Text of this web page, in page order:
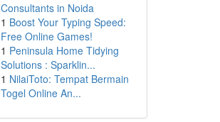
Consultants in Noida
1 Boost Your Typing Speed:
Free Online Games!
1 Peninsula Home Tidying
Solutions : Sparklin...
1 NilaiToto: Tempat Bermain
Togel Online An...